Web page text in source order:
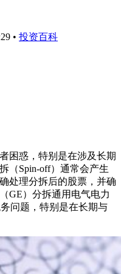
• 投资百科
困惑，特别是在涉及长期
（Spin-off）通常会产生
处理分拆后的股票，并确
GE）分拆通用电气电力
问题，特别是在长期与